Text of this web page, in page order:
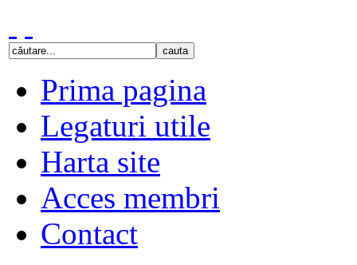
Prima pagina
Legaturi utile
Harta site
Acces membri
Contact